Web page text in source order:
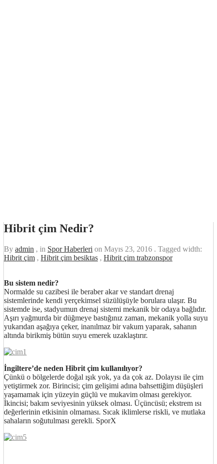
Hibrit çim Nedir?
By admin , in Spor Haberleri on Mayıs 23, 2016 . Tagged width:
Hibrit çim , Hibrit çim besiktas , Hibrit çim trabzonspor
Bu sistem nedir?
Normalde su cazibesi ile beraber akar ve standart drenaj
sistemlerinde kendi yerçekimsel süzülüşüyle borulara ulaşır. Bu
sistemde ise, stadyumun drenaj sistemi mekanik bir odaya bağlıdır.
Aşırı yağmurda bir düğmeye bastığınız zaman, mekanik yolla suyu
yukarıdan aşağıya çeker, inanılmaz bir vakum yaparak, sahanın
altında birikmiş bütün suyu emerek uzaklaştırır.
İngiltere’de neden Hibrit çim kullanılıyor?
Çünkü o bölgelerde doğal ışık yok, ya da çok az. Dolayısı ile çim
yetiştirmek zor. Birincisi; çim gelişimi adına bahsettiğim düşüşleri
yaşamamak için yüzeyin güçlü ve mukavim olması gerekiyor.
İkincisi; bakım seviyesinin yüksek olması. Üçüncüsü; ekstrem ısı
değerlerinin etkisinin olmaması. Sıcak iklimlerse riskli, ve mutlaka
sahaların soğutulması gerekli. SporX